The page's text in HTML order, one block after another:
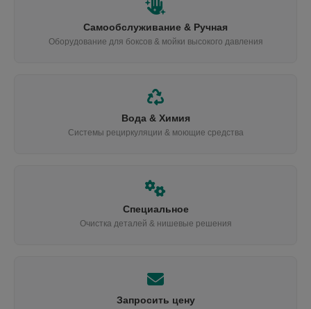
Самообслуживание & Ручная
Оборудование для боксов & мойки высокого давления
Вода & Химия
Системы рециркуляции & моющие средства
Специальное
Очистка деталей & нишевые решения
Запросить цену